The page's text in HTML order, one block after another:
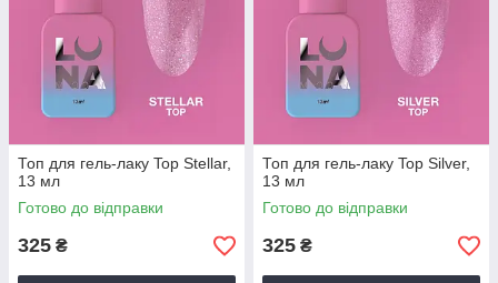
Топ для гель-лаку Top Stellar,
13 мл
Готово до відправки
325 ₴
Топ для гель-лаку Top Silver,
13 мл
Готово до відправки
325 ₴